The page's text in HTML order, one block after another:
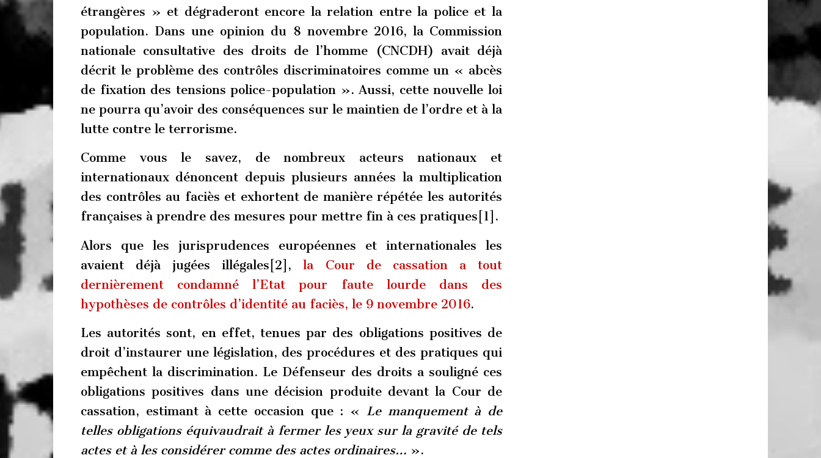
étrangères » et dégraderont encore la relation entre la police et la
population. Dans une opinion du 8 novembre 2016, la Commission
nationale consultative des droits de l’homme (CNCDH) avait déjà
décrit le problème des contrôles discriminatoires comme un « abcès
de fixation des tensions police-population ». Aussi, cette nouvelle loi
ne pourra qu’avoir des conséquences sur le maintien de l’ordre et à la
lutte contre le terrorisme.
Comme vous le savez, de nombreux acteurs nationaux et
internationaux dénoncent depuis plusieurs années la multiplication
des contrôles au faciès et exhortent de manière répétée les autorités
françaises à prendre des mesures pour mettre fin à ces pratiques[1].
Alors que les jurisprudences européennes et internationales les
avaient déjà jugées illégales[2],la Cour de cassation a tout
dernièrement condamné l’Etat pour faute lourde dans des
hypothèses de contrôles d’identité au faciès, le 9 novembre 2016.
Les autorités sont, en effet, tenues par des obligations positives de
droit d’instaurer une législation, des procédures et des pratiques qui
empêchent la discrimination. Le Défenseur des droits a souligné ces
obligations positives dans une décision produite devant la Cour de
cassation, estimant à cette occasion que : « Le manquement à de
telles obligations équivaudrait à fermer les yeux sur la gravité de tels
actes et à les considérer comme des actes ordinaires… ».